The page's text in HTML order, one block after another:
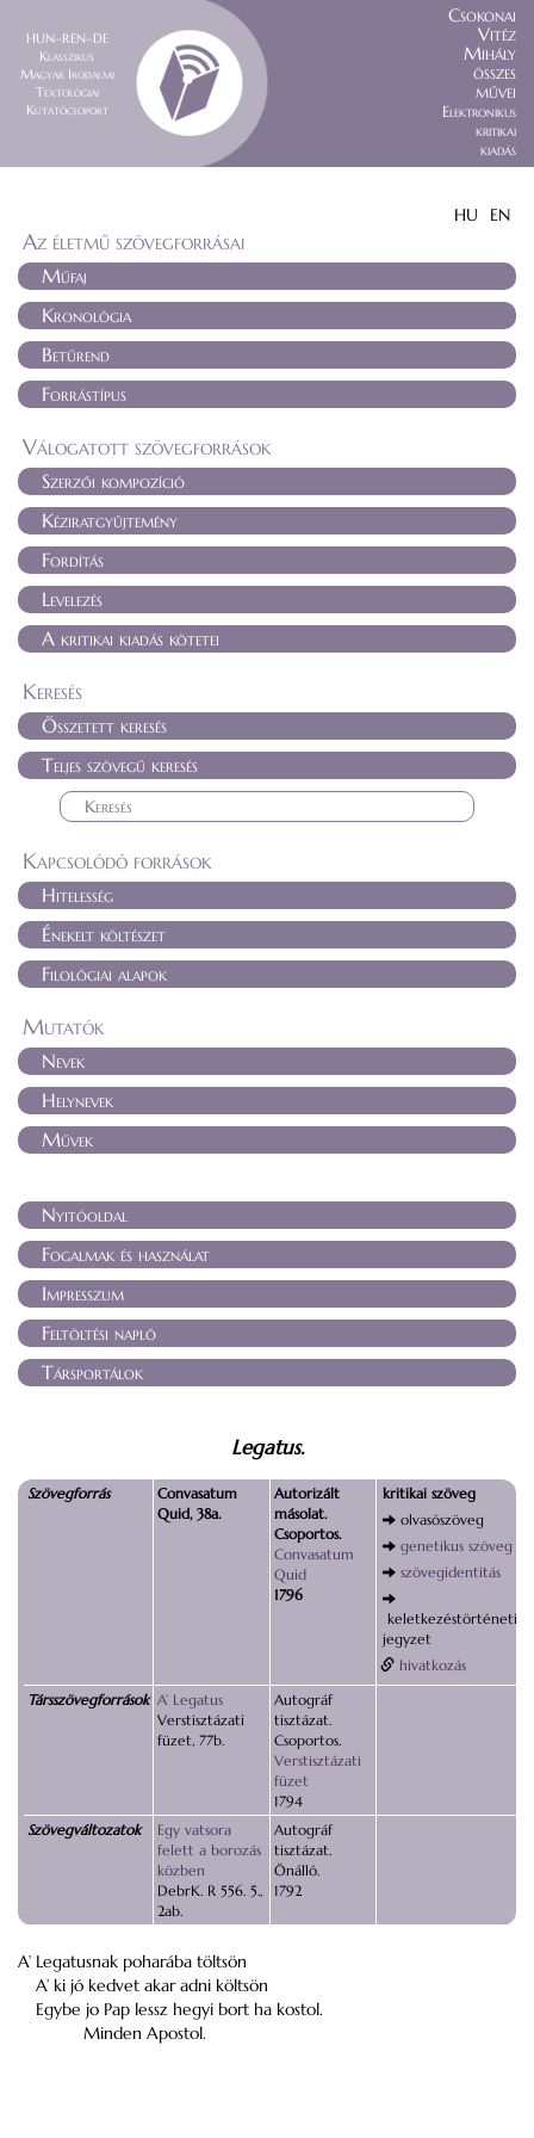
HUN–REN–DE
Klasszikus
Magyar Irodalmi
Textológiai
Kutatócsoport
Csokonai
Vitéz
Mihály
összes
művei
Elektronikus
kritikai
kiadás
HU EN
Az életmű szövegforrásai
Műfaj
Kronológia
Betűrend
Forrástípus
Válogatott szövegforrások
Szerzői kompozíció
Kéziratgyűjtemény
Fordítás
Levelezés
A kritikai kiadás kötetei
Keresés
Összetett keresés
Teljes szövegű keresés
Kapcsolódó források
Hitelesség
Énekelt költészet
Filológiai alapok
Mutatók
Nevek
Helynevek
Művek
Nyitóoldal
Fogalmak és használat
Impresszum
Feltöltési napló
Társportálok
Legatus.
Szövegforrás
Convasatum
Quid, 38a.
Autorizált
másolat.
Csoportos.
Convasatum
Quid
1796
kritikai szöveg
olvasószöveg
genetikus szöveg
szövegidentitás
keletkezéstörténeti
jegyzet
hivatkozás
Társszövegforrások A’ Legatus
Verstisztázati
füzet, 77b.
Autográf
tisztázat.
Csoportos.
Verstisztázati
füzet
1794
Szövegváltozatok
Egy vatsora
felett a borozás
közben
DebrK. R 556. 5.,
2ab.
Autográf
tisztázat.
Önálló.
1792
A’ Legatusnak poharába töltsön
A’ ki jó kedvet akar adni költsön
Egybe jo Pap lessz hegyi bort ha kostol.
Minden Apostol.